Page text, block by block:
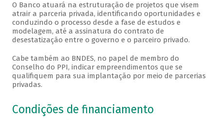
O Banco atuará na estruturação de projetos que visem
atrair a parceria privada, identificando oportunidades e
conduzindo o processo desde a fase de estudos e
modelagem, até a assinatura do contrato de
desestatização entre o governo e o parceiro privado.
Cabe também ao BNDES, no papel de membro do
Conselho do PPI, indicar empreendimentos que se
qualifiquem para sua implantação por meio de parcerias
privadas.
Condições de financiamento